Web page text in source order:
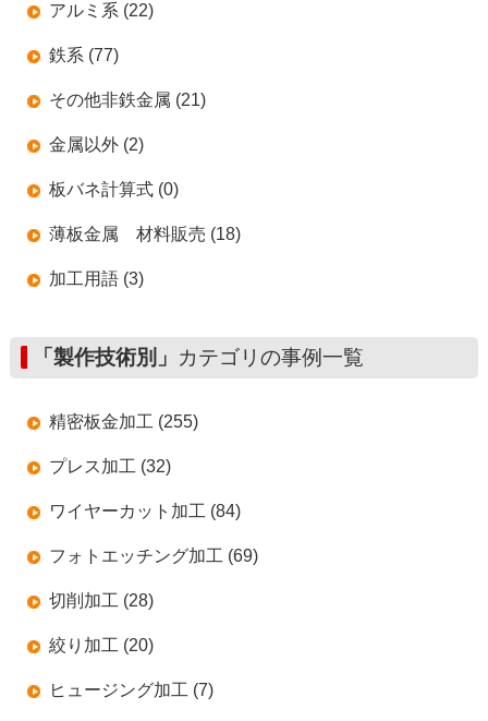
アルミ系 (22)
鉄系 (77)
その他非鉄金属 (21)
金属以外 (2)
板バネ計算式 (0)
薄板金属 材料販売 (18)
加工用語 (3)
「製作技術別」 カテゴリの事例一覧
精密板金加工 (255)
プレス加工 (32)
ワイヤーカット加工 (84)
フォトエッチング加工 (69)
切削加工 (28)
絞り加工 (20)
ヒュージング加工 (7)